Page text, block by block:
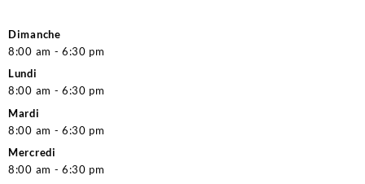
Dimanche
8:00 am - 6:30 pm
Lundi
8:00 am - 6:30 pm
Mardi
8:00 am - 6:30 pm
Mercredi
8:00 am - 6:30 pm